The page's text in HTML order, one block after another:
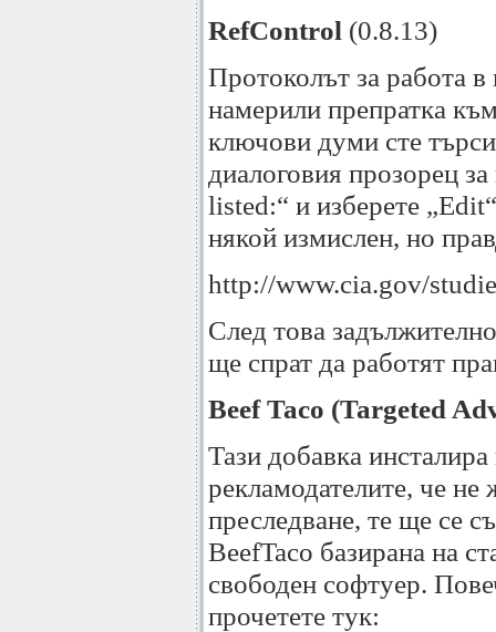
RefControl (0.8.13)
Протоколът за работа в
намерили препратка
ключови думи сте
диалоговия прозорец
listed:“ и изберете
някой измислен, но
http://www.cia.gov/
След това
ще спрат да работят
Beef Taco (Targeted
Тази добавка
рекламодателите, че не
преследване, те ще се
BeefTaco базирана на
свободен софтуер.
прочетете тук: